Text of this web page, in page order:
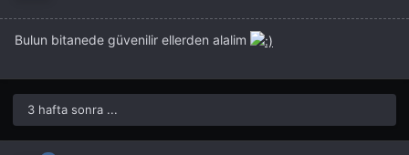
Bulun bitanede güvenilir ellerden alalim
3 hafta sonra ...